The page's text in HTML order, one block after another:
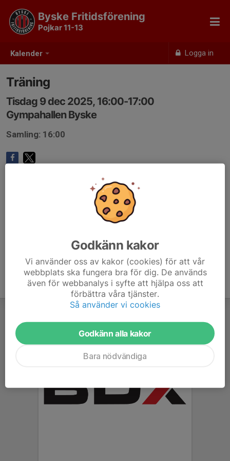
Kalender Logga in
Byske Fritidsförening
Pojkar 11-13
Träning
Tisdag 9 dec 2025, 16:00-17:00
Gympahallen Byske
Samling: 16:00
Godkänn kakor
Vi använder oss av kakor (cookies) för att vår
webbplats ska fungera bra för dig. De används
även för webbanalys i syfte att hjälpa oss att
förbättra våra tjänster.
Så använder vi cookies
Godkänn alla kakor
Bara nödvändiga